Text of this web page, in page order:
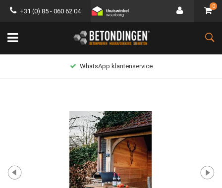
+31 (0) 85 - 060 62 04
0
WhatsApp klantenservice